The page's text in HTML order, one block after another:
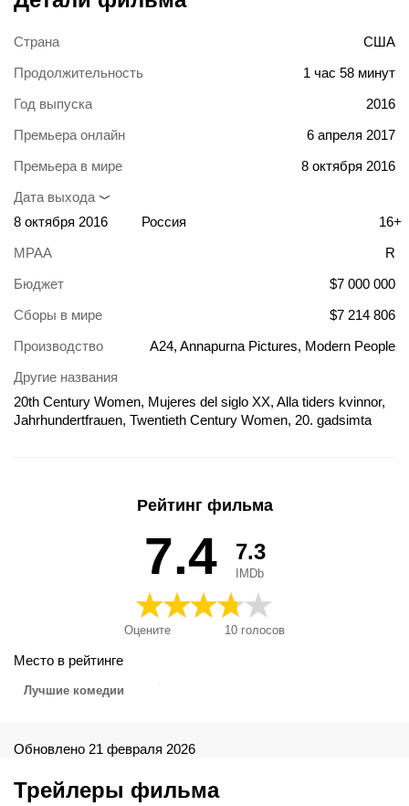
Страна
США
Продолжительность
1 час 58 минут
Год выпуска
2016
Премьера онлайн
6 апреля 2017
Премьера в мире
8 октября 2016
Дата выхода
8 октября 2016
Россия
16+
MPAA
R
Бюджет
$7 000 000
Сборы в мире
$7 214 806
Производство
A24, Annapurna Pictures, Modern People
Другие названия
20th Century Women, Mujeres del siglo XX, Alla tiders kvinnor,
Jahrhundertfrauen, Twentieth Century Women, 20. gadsimta
femmes du 20e siècle, Moderne kvinner, Mulheres do Século
Thế Kỷ 20, Vuosisadan naiset, XX amziaus moterys,
Καταπληκτικές γυναίκες, Жените на 20-и век, Женщины ХХ
Рейтинг фильма
7.4
Оцените 10 голосов
7.3
IMDb
Место в рейтинге
Лучшие комедии
Обновлено 21 февраля 2026
Трейлеры фильма